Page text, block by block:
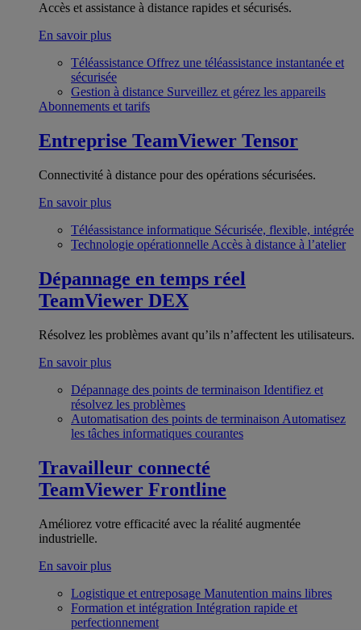
Accès et assistance à distance rapides et sécurisés.
En savoir plus
Téléassistance Offrez une téléassistance instantanée et
sécurisée
Gestion à distance Surveillez et gérez les appareils
Abonnements et tarifs
Entreprise TeamViewer Tensor
Connectivité à distance pour des opérations sécurisées.
En savoir plus
Téléassistance informatique Sécurisée, flexible, intégrée
Technologie opérationnelle Accès à distance à l’atelier
Dépannage en temps réel
TeamViewer DEX
Résolvez les problèmes avant qu’ils n’affectent les utilisateurs.
En savoir plus
Dépannage des points de terminaison Identifiez et
résolvez les problèmes
Automatisation des points de terminaison Automatisez
les tâches informatiques courantes
Travailleur connecté
TeamViewer Frontline
Améliorez votre efficacité avec la réalité augmentée
industrielle.
En savoir plus
Logistique et entreposage Manutention mains libres
Formation et intégration Intégration rapide et
perfectionnement